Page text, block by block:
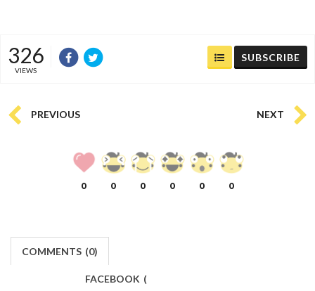
326
VIEWS
SUBSCRIBE
PREVIOUS NEXT
0 0 0 0 0 0
COMMENTS (0)
FACEBOOK (